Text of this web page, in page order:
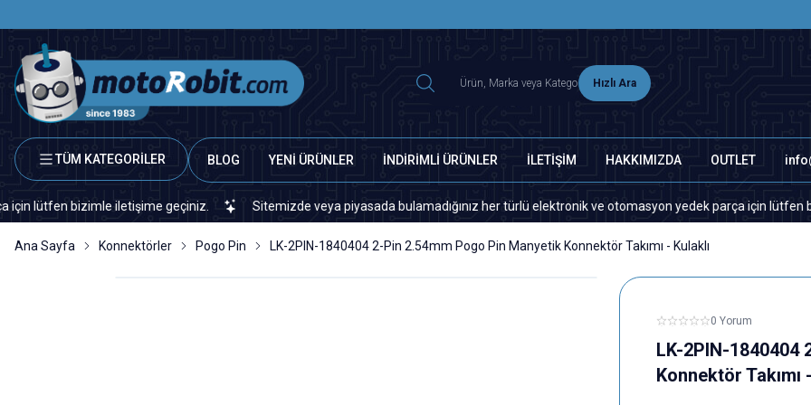
Hızlı Ara
TÜM KATEGORİLER BLOG YENİ ÜRÜNLER İNDİRİMLİ ÜRÜNLER İLETİŞİM HAKKIMIZDA OUTLET
bizimle iletişime geçiniz. Sitemizde veya piyasada bulamadığınız her türlü elektronik ve otomasyon yedek parça için lütfen
Ana Sayfa Konnektörler Pogo Pin LK-2PIN-1840404 2-Pin 2.54mm Pogo Pin Manyetik Konnektör Takımı - Kulaklı
0 Yorum
LK-2PIN-1840404
Konnektör Takımı